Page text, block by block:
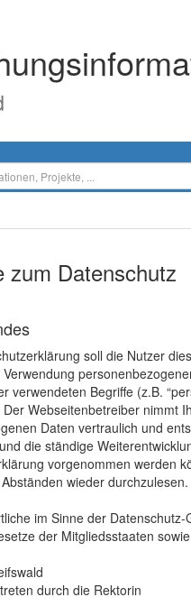
zum Datenschutz
soll die Nutzer
verwendeten Begriffe (z.B.
Der Webseitenbetreiber nimmt
Daten vertraulich und
die ständige
vorgenommen werden
wieder durchzulesen.
im Sinne der
der Mitgliedsstaaten
durch die Rektorin